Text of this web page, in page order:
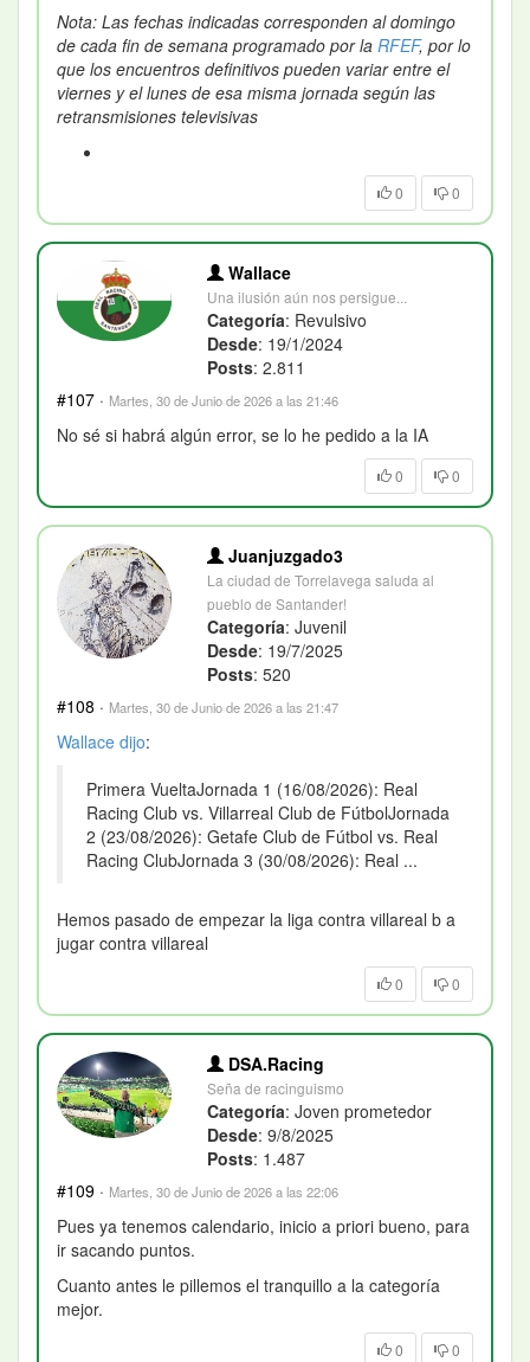
Nota: Las fechas indicadas corresponden al domingo
de cada fin de semana programado por la RFEF, por lo
que los encuentros definitivos pueden variar entre el
viernes y el lunes de esa misma jornada según las
retransmisiones televisivas
0 0
Wallace
Una ilusión aún nos persigue...
Categoría: Revulsivo
Desde: 19/1/2024
Posts: 2.811
#107 · Martes, 30 de Junio de 2026 a las 21:46
No sé si habrá algún error, se lo he pedido a la IA
0 0
Juanjuzgado3
La ciudad de Torrelavega saluda al
pueblo de Santander!
Categoría: Juvenil
Desde: 19/7/2025
Posts: 520
#108 · Martes, 30 de Junio de 2026 a las 21:47
Wallace dijo:
Primera VueltaJornada 1 (16/08/2026): Real
Racing Club vs. Villarreal Club de FútbolJornada
2 (23/08/2026): Getafe Club de Fútbol vs. Real
Racing ClubJornada 3 (30/08/2026): Real ...
Hemos pasado de empezar la liga contra villareal b a
jugar contra villareal
0 0
DSA.Racing
Seña de racinguismo
Categoría: Joven prometedor
Desde: 9/8/2025
Posts: 1.487
#109 · Martes, 30 de Junio de 2026 a las 22:06
Pues ya tenemos calendario, inicio a priori bueno, para
ir sacando puntos.
Cuanto antes le pillemos el tranquillo a la categoría
mejor.
0 0